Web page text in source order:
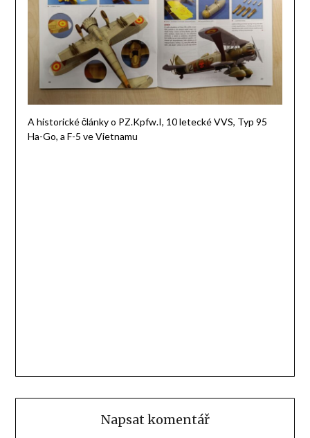
A historické články o PZ.Kpfw.I, 10 letecké VVS, Typ 95
Ha-Go, a F-5 ve Vietnamu
Napsat komentář